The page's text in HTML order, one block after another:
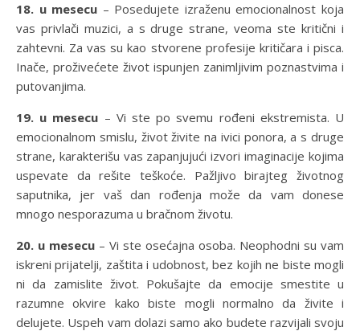
18. u mesecu – Posedujete izraženu emocionalnost koja
vas privlači muzici, a s druge strane, veoma ste kritični i
zahtevni. Za vas su kao stvorene profesije kritičara i pisca.
Inače, proživećete život ispunjen zanimljivim poznastvima i
putovanjima.
19. u mesecu – Vi ste po svemu rođeni ekstremista. U
emocionalnom smislu, život živite na ivici ponora, a s druge
strane, karakterišu vas zapanjujući izvori imaginacije kojima
uspevate da rešite teškoće. Pažljivo birajteg životnog
saputnika, jer vaš dan rođenja može da vam donese
mnogo nesporazuma u bračnom životu.
20. u mesecu – Vi ste osećajna osoba. Neophodni su vam
iskreni prijatelji, zaštita i udobnost, bez kojih ne biste mogli
ni da zamislite život. Pokušajte da emocije smestite u
razumne okvire kako biste mogli normalno da živite i
delujete. Uspeh vam dolazi samo ako budete razvijali svoju